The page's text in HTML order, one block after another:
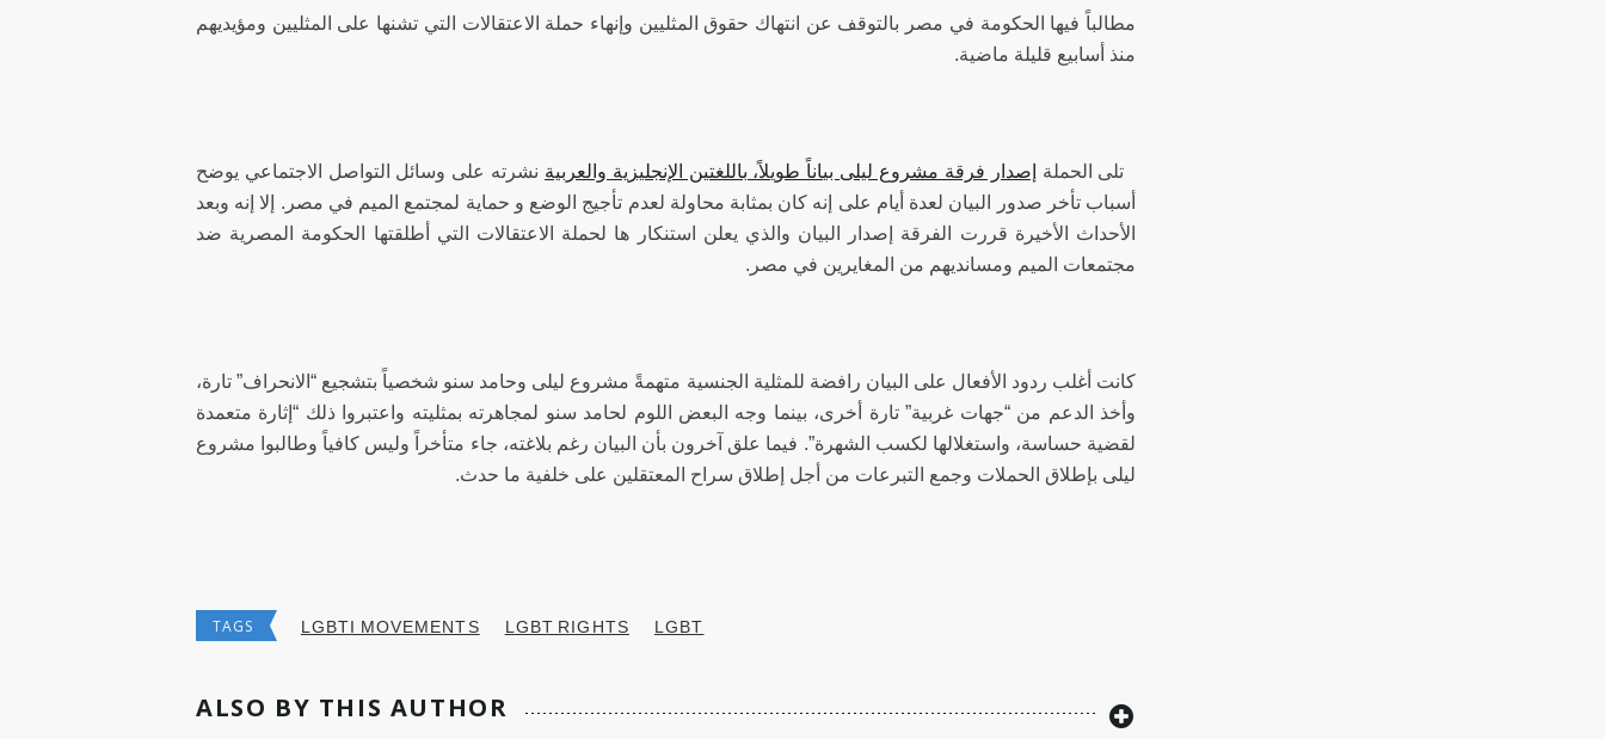
مطالباً فيها الحكومة في مصر بالتوقف عن انتهاك حقوق المثليين وإنهاء حملة الاعتقالات التي تشنها على المثليين ومؤيديهم
منذ أسابيع قليلة ماضية.
تلى الحملة إصدار فرقة مشروع ليلى بياناً طويلاً، باللغتين الإنجليزية والعربية نشرته على وسائل التواصل الاجتماعي يوضح
أسباب تأخر صدور البيان لعدة أيام على إنه كان بمثابة محاولة لعدم تأجيج الوضع و حماية لمجتمع الميم في مصر. إلا إنه وبعد
الأحداث الأخيرة قررت الفرقة إصدار البيان والذي يعلن استنكار ها لحملة الاعتقالات التي أطلقتها الحكومة المصرية ضد
مجتمعات الميم ومسانديهم من المغايرين في مصر.
كانت أغلب ردود الأفعال على البيان رافضة للمثلية الجنسية متهمةً مشروع ليلى وحامد سنو شخصياً بتشجيع “الانحراف” تارة،
وأخذ الدعم من “جهات غربية” تارة أخرى، بينما وجه البعض اللوم لحامد سنو لمجاهرته بمثليته واعتبروا ذلك “إثارة متعمدة
لقضية حساسة، واستغلالها لكسب الشهرة”. فيما علق آخرون بأن البيان رغم بلاغته، جاء متأخراً وليس كافياً وطالبوا مشروع
ليلى بإطلاق الحملات وجمع التبرعات من أجل إطلاق سراح المعتقلين على خلفية ما حدث.
TAGS LGBTI MOVEMENTS LGBT RIGHTS LGBT
ALSO BY THIS AUTHOR